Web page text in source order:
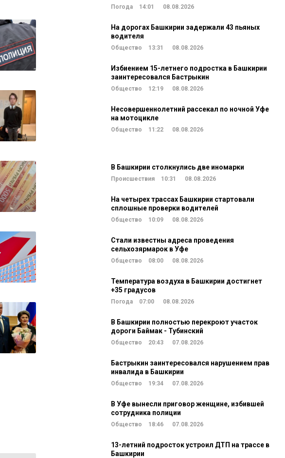
Погода 14:01 08.08.2026
На дорогах Башкирии задержали 43 пьяных
водителя
Общество 13:31 08.08.2026
Избиением 15-летнего подростка в Башкирии
заинтересовался Бастрыкин
Общество 12:19 08.08.2026
Несовершеннолетний рассекал по ночной Уфе
на мотоцикле
Общество 11:22 08.08.2026
В Башкирии столкнулись две иномарки
Происшествия 10:31 08.08.2026
На четырех трассах Башкирии стартовали
сплошные проверки водителей
Общество 10:09 08.08.2026
Стали известны адреса проведения
сельхозярмарок в Уфе
Общество 08:00 08.08.2026
Температура воздуха в Башкирии достигнет
+35 градусов
Погода 07:00 08.08.2026
В Башкирии полностью перекроют участок
дороги Баймак - Тубинский
Общество 20:43 07.08.2026
Бастрыкин заинтересовался нарушением прав
инвалида в Башкирии
Общество 19:34 07.08.2026
В Уфе вынесли приговор женщине, избившей
сотрудника полиции
Общество 18:46 07.08.2026
13-летний подросток устроил ДТП на трассе в
Башкирии